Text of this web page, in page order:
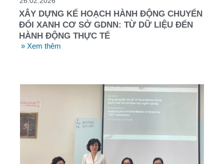
XÂY DỰNG KẾ HOẠCH HÀNH ĐỘNG CHUYỂN
ĐỔI XANH CƠ SỞ GDNN: TỪ DỮ LIỆU ĐẾN
HÀNH ĐỘNG THỰC TẾ
» Xem thêm